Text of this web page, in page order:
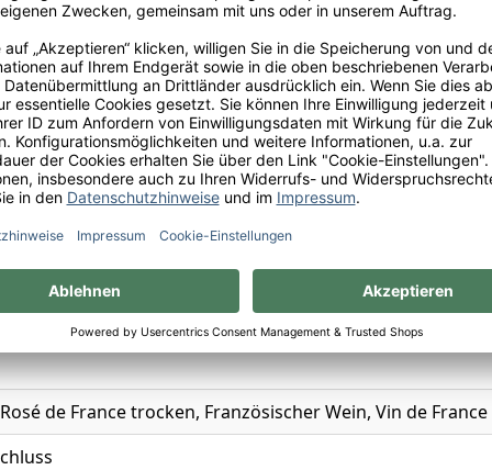
de France trocken, Französischer Wein, Vin de France